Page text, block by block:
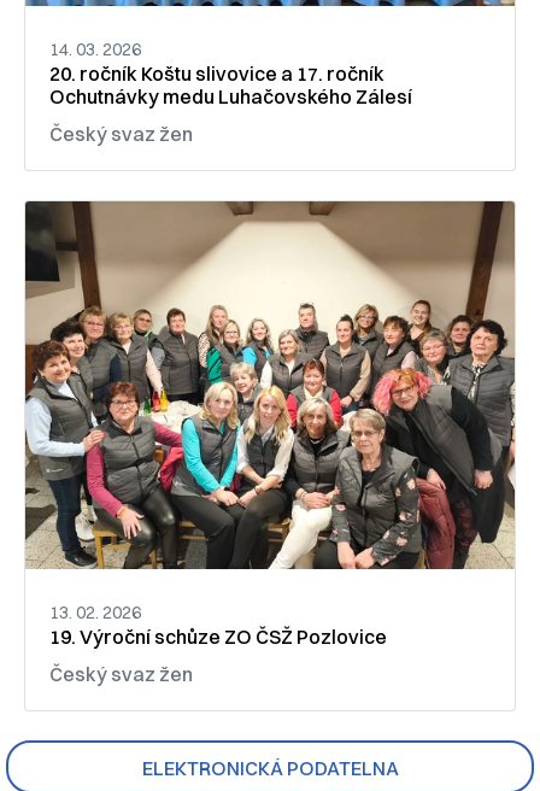
ELEKTRONICKÁ PODATELNA
14. 03. 2026
20. ročník Koštu slivovice a 17. ročník
Ochutnávky medu Luhačovského Zálesí
Český svaz žen
13. 02. 2026
19. Výroční schůze ZO ČSŽ Pozlovice
Český svaz žen